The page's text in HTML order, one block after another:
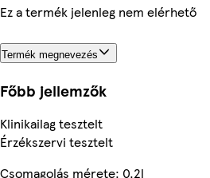
Ez a termék jelenleg nem elérhető
Termék megnevezés
Főbb jellemzők
Klinikailag tesztelt
Érzékszervi tesztelt
Csomagolás mérete: 0.2l